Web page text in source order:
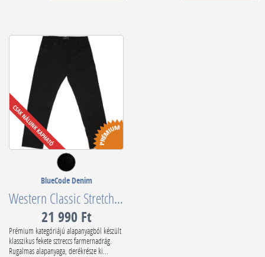
BlueCode Denim
Western Classic Stretch Twill Variant
21 990 Ft
Prémium kategóriájú alapanyagból készült
klasszikus fekete sztreccs farmernadrág.
Rugalmas alapanyaga, derékrésze ki...